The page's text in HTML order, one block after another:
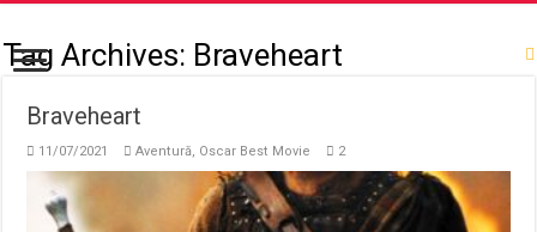
Tag Archives: Braveheart
Braveheart
11/07/2021 Aventură, Oscar Best Movie 2